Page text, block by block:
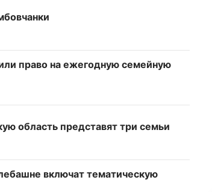
право на ежегодную семейную
область представят три семьи
включат тематическую